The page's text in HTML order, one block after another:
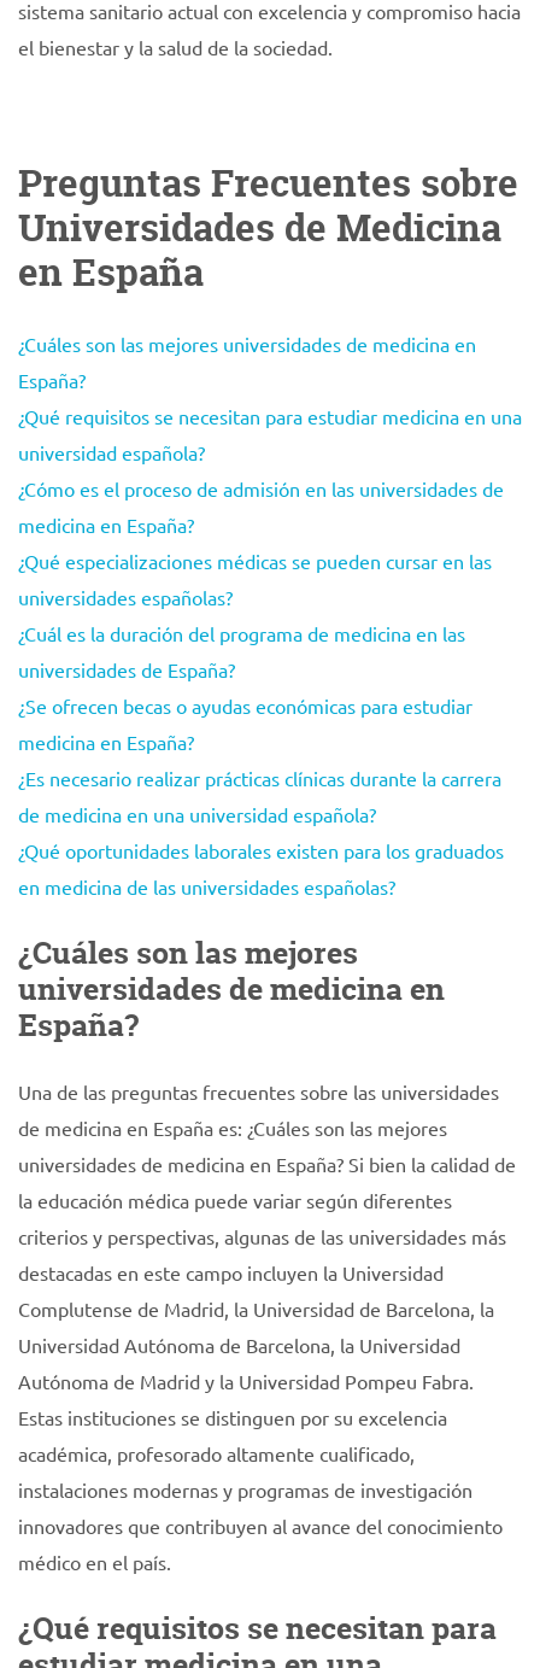
sistema sanitario actual con excelencia y compromiso hacia
el bienestar y la salud de la sociedad.
Preguntas Frecuentes sobre
Universidades de Medicina
en España
¿Cuáles son las mejores universidades de medicina en
España?
¿Qué requisitos se necesitan para estudiar medicina en una
universidad española?
¿Cómo es el proceso de admisión en las universidades de
medicina en España?
¿Qué especializaciones médicas se pueden cursar en las
universidades españolas?
¿Cuál es la duración del programa de medicina en las
universidades de España?
¿Se ofrecen becas o ayudas económicas para estudiar
medicina en España?
¿Es necesario realizar prácticas clínicas durante la carrera
de medicina en una universidad española?
¿Qué oportunidades laborales existen para los graduados
en medicina de las universidades españolas?
¿Cuáles son las mejores
universidades de medicina en
España?
Una de las preguntas frecuentes sobre las universidades
de medicina en España es: ¿Cuáles son las mejores
universidades de medicina en España? Si bien la calidad de
la educación médica puede variar según diferentes
criterios y perspectivas, algunas de las universidades más
destacadas en este campo incluyen la Universidad
Complutense de Madrid, la Universidad de Barcelona, la
Universidad Autónoma de Barcelona, la Universidad
Autónoma de Madrid y la Universidad Pompeu Fabra.
Estas instituciones se distinguen por su excelencia
académica, profesorado altamente cualificado,
instalaciones modernas y programas de investigación
innovadores que contribuyen al avance del conocimiento
médico en el país.
¿Qué requisitos se necesitan para